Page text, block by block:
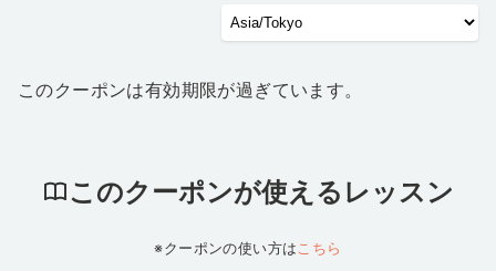
このクーポンは有効期限が過ぎています。
このクーポンが使えるレッスン
※クーポンの使い方はこちら